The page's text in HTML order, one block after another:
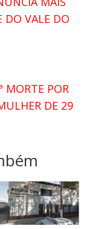
DO VALE DO
MORTE POR
DE 29